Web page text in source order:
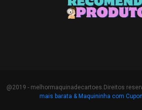
@2019 - melhormaquinadecartoes.Direitos
mais barata & Maquininha com